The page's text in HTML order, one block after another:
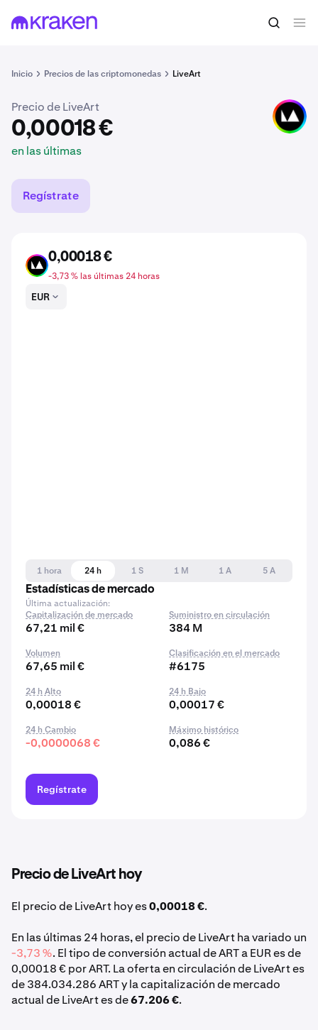
Inicio Precios de las criptomonedas LiveArt
0,00018 € Comprar ART
Precio de LiveArt
0,00018 €
en las últimas
ART
Regístrate
ART
0,00018 €
-3,73 % las últimas 24 horas
EUR
1 hora 24 h 1 S 1 M 1 A
5 A
Estadísticas de mercado
Última actualización:
Capitalización de mercado
67,21 mil €
Suministro en circulación
384 M
Volumen
67,65 mil €
Clasificación en el mercado
#6175
24 h Alto
0,00018 €
24 h Bajo
0,00017 €
24 h Cambio
-0,0000068 €
Máximo histórico
0,086 €
Regístrate
Precio de LiveArt hoy
El precio de LiveArt hoy es0,00018 €.
En las últimas 24 horas, el precio de LiveArt ha variado un
-3,73 %. El tipo de conversión actual de ART a EUR es de
0,00018 € por ART. La oferta en circulación de LiveArt es
de 384.034.286 ART y la capitalización de mercado
actual de LiveArt es de67.206 €.